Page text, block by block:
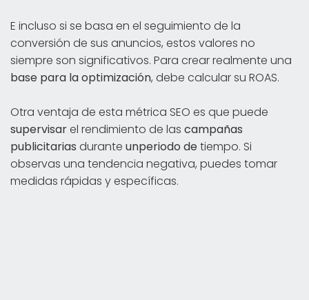
E incluso si se basa en el seguimiento de la
conversión de sus anuncios, estos valores no
siempre son significativos. Para crear realmente una
base para la optimización, debe calcular su ROAS.
Otra ventaja de esta métrica SEO es que puede
supervisarel rendimiento de las campañas
publicitarias durante unperiodo detiempo. Si
observas una tendencia negativa, puedes tomar
medidas rápidas y específicas.